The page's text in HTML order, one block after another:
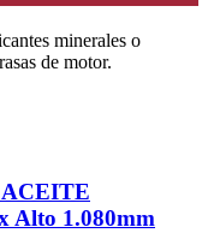
minerales o
de motor.
Alto 1.080mm